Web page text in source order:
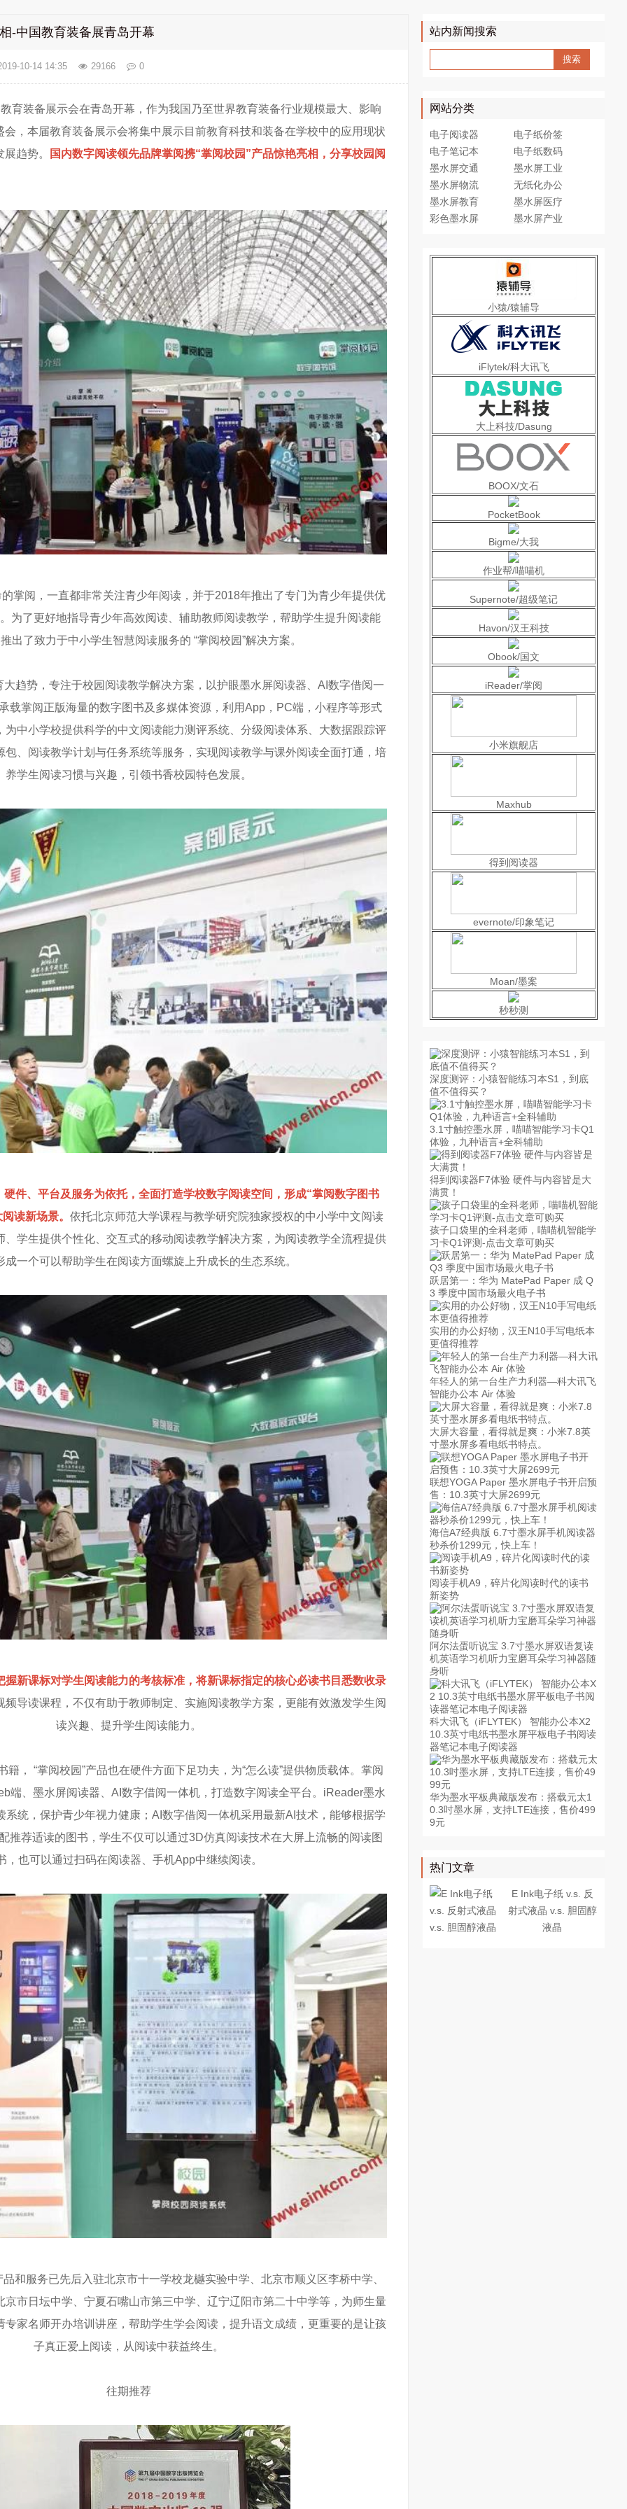
-中国教育装备展青岛开幕
10-14 14:35 29166 0
装备展示会在青岛开幕，作为我国乃至世界教育装备行业规模最大、影响
，本届教育装备展示会将集中展示目前教育科技和装备在学校中的应用现状
趋势。
国内数字阅读领先品牌掌阅携“掌阅校园”产品惊艳亮相，分享校园阅
的掌阅，一直都非常关注青少年阅读，并于2018年推出了专门为青少年提供优
为了更好地指导青少年高效阅读、辅助教师阅读教学，帮助学生提升阅读能
出了致力于中小学生智慧阅读服务的 “掌阅校园”解决方案。
大趋势，专注于校园阅读教学解决方案，以护眼墨水屏阅读器、AI数字借阅一
载掌阅正版海量的数字图书及多媒体资源，利用App，PC端，小程序等形式
为中小学校提供科学的中文阅读能力测评系统、分级阅读体系、大数据跟踪评
包、阅读教学计划与任务系统等服务，实现阅读教学与课外阅读全面打通，培
养学生阅读习惯与兴趣，引领书香校园特色发展。
件、平台及服务为依托，全面打造学校数字阅读空间，形成“掌阅数字图书
读新场景。 依托北京师范大学课程与教学研究院独家授权的中小学中文阅读
、学生提供个性化、交互式的移动阅读教学解决方案，为阅读教学全流程提供
成一个可以帮助学生在阅读方面螺旋上升成长的生态系统。
握新课标对学生阅读能力的考核标准，将新课标指定的核心必读书目悉数收录
频导读课程，不仅有助于教师制定、实施阅读教学方案，更能有效激发学生阅
读兴趣、提升学生阅读能力。
籍， “掌阅校园”产品也在硬件方面下足功夫，为“怎么读”提供物质载体。掌阅
端、墨水屏阅读器、AI数字借阅一体机，打造数字阅读全平台。iReader墨水
系统，保护青少年视力健康；AI数字借阅一体机采用最新AI技术，能够根据学
推荐适读的图书，学生不仅可以通过3D仿真阅读技术在大屏上流畅的阅读图
，也可以通过扫码在阅读器、手机App中继续阅读。
品和服务已先后入驻北京市十一学校龙樾实验中学、北京市顺义区李桥中学、
京市日坛中学、宁夏石嘴山市第三中学、辽宁辽阳市第二十中学等，为师生量
专家名师开办培训讲座，帮助学生学会阅读，提升语文成绩，更重要的是让孩
子真正爱上阅读，从阅读中获益终生。
往期推荐
站内新闻搜索
网站分类
电子阅读器
电子纸价签
电子笔记本
电子纸数码
墨水屏交通
墨水屏工业
墨水屏物流
无纸化办公
墨水屏教育
墨水屏医疗
彩色墨水屏
墨水屏产业
小猿/猿辅导
iFlytek/科大讯飞
大上科技/Dasung
BOOX/文石
PocketBook
Bigme/大我
作业帮/喵喵机
Supernote/超级笔记
Havon/汉王科技
Obook/国文
iReader/掌阅
小米旗舰店
Maxhub
得到阅读器
evernote/印象笔记
Moan/墨案
秒秒测
深度测评：小猿智能练习本S1，到底
值不值得买？
3.1寸触控墨水屏，喵喵智能学习卡Q1
体验，九种语言+全科辅助
得到阅读器F7体验 硬件与内容皆是大
满贯！
孩子口袋里的全科老师，喵喵机智能学
习卡Q1评测-点击文章可购买
跃居第一：华为 MatePad Paper 成 Q
3 季度中国市场最火电子书
实用的办公好物，汉王N10手写电纸本
更值得推荐
年轻人的第一台生产力利器—科大讯飞
智能办公本 Air 体验
大屏大容量，看得就是爽：小米7.8英
寸墨水屏多看电纸书特点。
联想YOGA Paper 墨水屏电子书开启预
售：10.3英寸大屏2699元
海信A7经典版 6.7寸墨水屏手机阅读器
秒杀价1299元，快上车！
阅读手机A9，碎片化阅读时代的读书
新姿势
阿尔法蛋听说宝 3.7寸墨水屏双语复读
机英语学习机听力宝磨耳朵学习神器随
身听
科大讯飞（iFLYTEK） 智能办公本X2
10.3英寸电纸书墨水屏平板电子书阅读
器笔记本电子阅读器
华为墨水平板典藏版发布：搭载元太1
0.3吋墨水屏，支持LTE连接，售价499
9元
热门文章
E Ink电子纸 v.s. 反
射式液晶 v.s. 胆固醇
液晶